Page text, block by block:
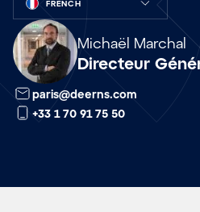
Michaël Marchal
Directeur
Array
paris@deerns.com
+33 1 70 91 75 50